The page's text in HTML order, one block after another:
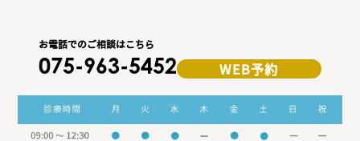
お電話でのご相談はこちら
075-963-5452 WEB予約